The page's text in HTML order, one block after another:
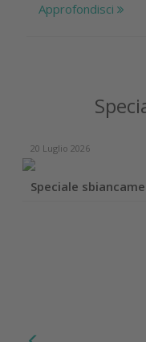
Approfondisci
20 Luglio 2026
Speciale